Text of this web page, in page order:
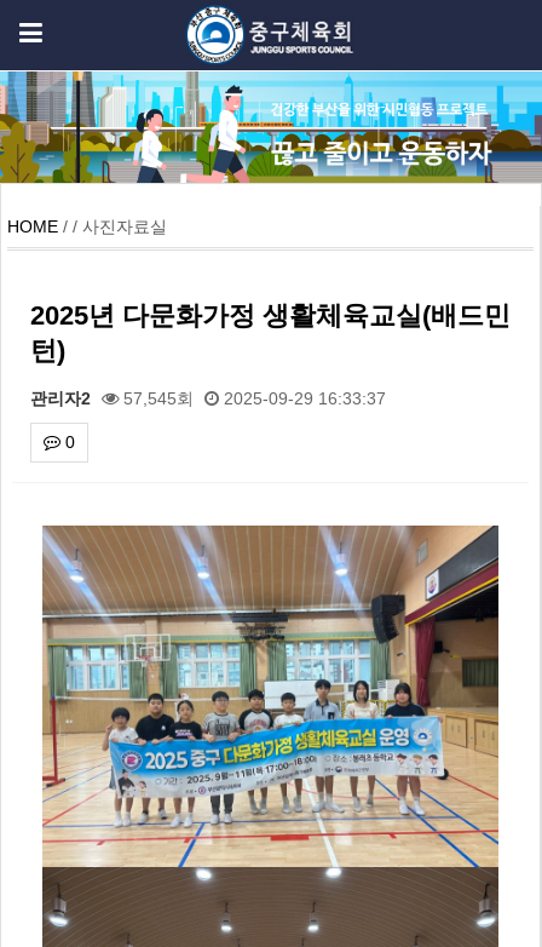
HOME / / 사진자료실
2025년 다문화가정 생활체육교실(배드민
턴)
관리자2 57,545회 2025-09-29 16:33:37
0